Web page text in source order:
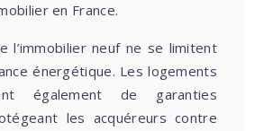
en France.
l’immobilier neuf ne se limitent
énergétique. Les logements
également de garanties
les acquéreurs contre